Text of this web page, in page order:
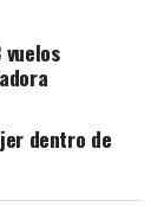
dentro de